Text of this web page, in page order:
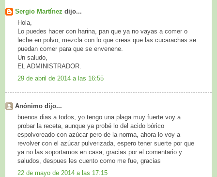
Sergio Martínez dijo...
Hola,
Lo puedes hacer con harina, pan que ya no vayas a comer o
leche en polvo, mezcla con lo que creas que las cucarachas se
puedan comer para que se envenene.
Un saludo,
EL ADMINISTRADOR.
29 de abril de 2014 a las 16:55
Anónimo dijo...
buenos dias a todos, yo tengo una plaga muy fuerte voy a
probar la receta, aunque ya probé lo del acido bórico
espolvoreado con azúcar pero de la norma, ahora lo voy a
revolver con el azúcar pulverizada, espero tener suerte por que
ya no las soportamos en casa, gracias por el comentario y
saludos, despues les cuento como me fue, gracias
22 de mayo de 2014 a las 17:15